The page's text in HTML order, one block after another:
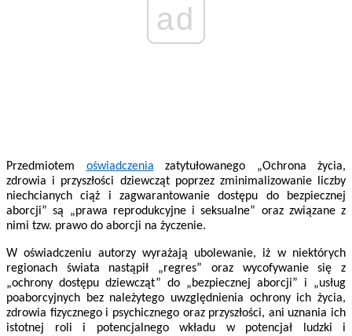
ad
Przedmiotem oświadczenia zatytułowanego „Ochrona życia,
zdrowia i przyszłości dziewcząt poprzez zminimalizowanie liczby
niechcianych ciąż i zagwarantowanie dostępu do bezpiecznej
aborcji” są „prawa reprodukcyjne i seksualne” oraz związane z
nimi tzw. prawo do aborcji na życzenie.
W oświadczeniu autorzy wyrażają ubolewanie, iż w niektórych
regionach świata nastąpił „regres” oraz wycofywanie się z
„ochrony dostępu dziewcząt” do „bezpiecznej aborcji” i „usług
poaborcyjnych bez należytego uwzględnienia ochrony ich życia,
zdrowia fizycznego i psychicznego oraz przyszłości, ani uznania ich
istotnej roli i potencjalnego wkładu w potencjał ludzki i